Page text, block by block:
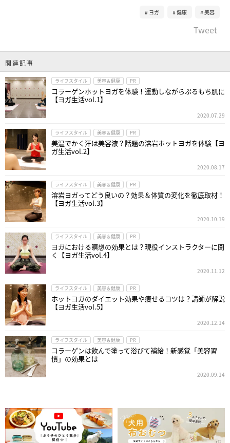
ヨガ 健康 美容
Tweet
関連記事
ライフスタイル 美容＆健康 PR
コラーゲンホットヨガを体験！運動しながらぷるもち肌に
【ヨガ生活vol.1】
2020.07.29
ライフスタイル 美容＆健康 PR
美温でかく汗は美容液？話題の溶岩ホットヨガを体験【ヨ
ガ生活vol.2】
2020.08.17
ライフスタイル 美容＆健康 PR
溶岩ヨガってどう良いの？効果＆体質の変化を徹底取材！
【ヨガ生活vol.3】
2020.10.19
ライフスタイル 美容＆健康 PR
ヨガにおける瞑想の効果とは？現役インストラクターに聞
く【ヨガ生活vol.4】
2020.11.12
ライフスタイル 美容＆健康 PR
ホットヨガのダイエット効果や痩せるコツは？講師が解説
【ヨガ生活vol.5】
2020.12.14
ライフスタイル 美容＆健康 PR
コラーゲンは飲んで塗って浴びて補給！新感覚「美容習
慣」の効果とは
2020.09.14